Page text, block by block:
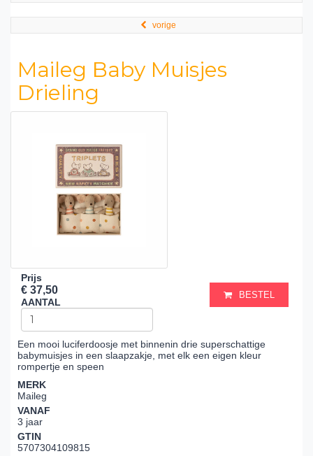
vorige
Maileg Baby Muisjes
Drieling
Prijs
€ 37,50
AANTAL
BESTEL
Een mooi luciferdoosje met binnenin drie superschattige
babymuisjes in een slaapzakje, met elk een eigen kleur
rompertje en speen
MERK
Maileg
VANAF
3 jaar
GTIN
5707304109815